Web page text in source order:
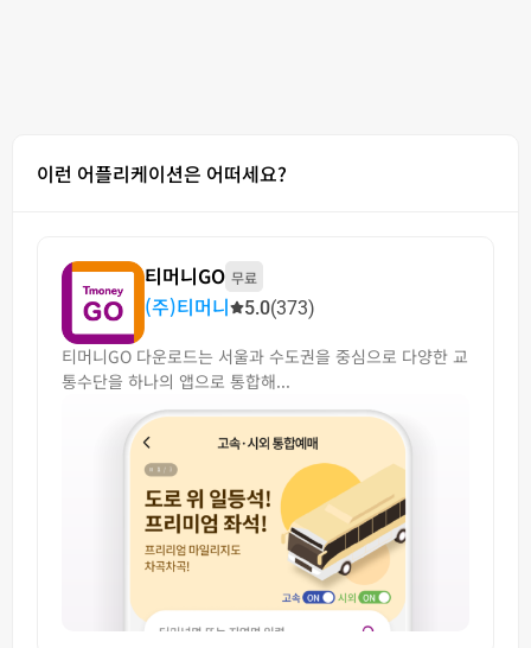
이런 어플리케이션은 어떠세요?
티머니GO 무료
(주)티머니 5.0(373)
티머니GO 다운로드는 서울과 수도권을 중심으로 다양한 교
통수단을 하나의 앱으로 통합해...